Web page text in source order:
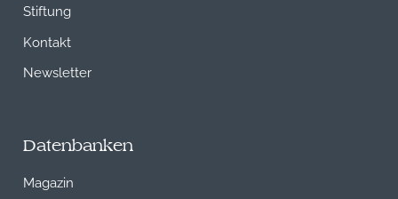
Stiftung
Kontakt
Newsletter
Datenbanken
Magazin